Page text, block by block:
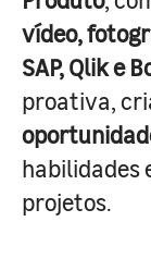
vídeo,
SAP, Qlik e
proativa,
habilidades
projetos.